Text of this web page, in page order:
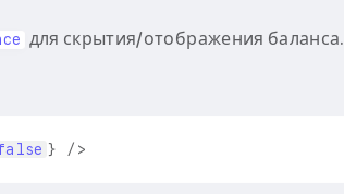
для скрытия/отображения баланса.
} />